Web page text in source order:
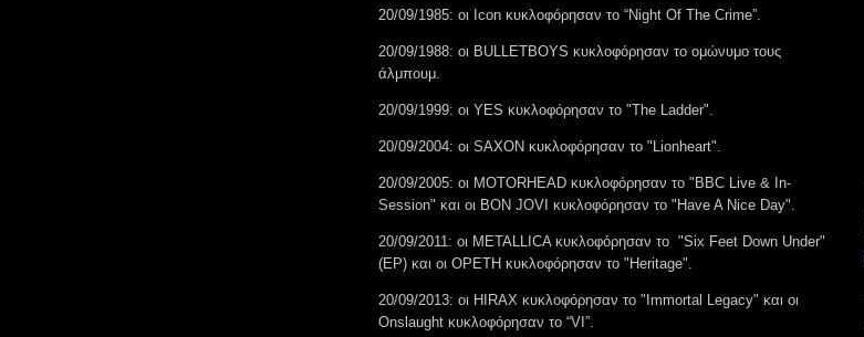
20/09/1985: οι Icon κυκλοφόρησαν το “Night Of The Crime”.
20/09/1988: οι BULLETBOYS κυκλοφόρησαν το ομώνυμο τους
άλμπουμ.
20/09/1999: οι YES κυκλοφόρησαν το "The Ladder".
20/09/2004: οι SAXON κυκλοφόρησαν το "Lionheart".
20/09/2005: οι MOTORHEAD κυκλοφόρησαν το "BBC Live & In-
Session" και οι BON JOVI κυκλοφόρησαν το "Have A Nice Day".
20/09/2011: οι METALLICA κυκλοφόρησαν το "Six Feet Down Under"
(EP) και οι OPETH κυκλοφόρησαν το "Heritage".
20/09/2013: οι HIRAX κυκλοφόρησαν το "Immortal Legacy" και οι
Onslaught κυκλοφόρησαν το “VI”.